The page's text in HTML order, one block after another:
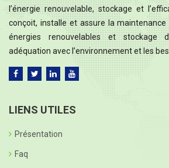
l’énergie renouvelable, stockage et
conçoit, installe et assure la
énergies renouvelables et stockage
adéquation avec l’environnement et les
LIENS UTILES
Présentation
Faq